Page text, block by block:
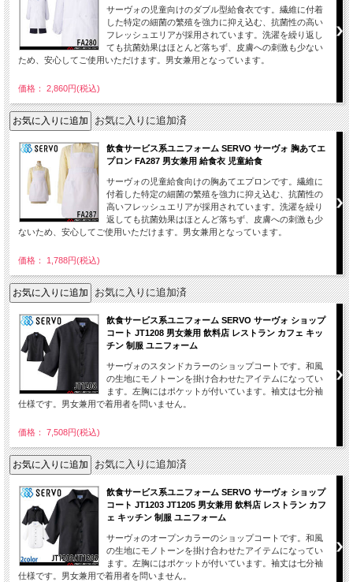
サーヴォの児童向けのダブル型給食衣です。繊維に付着
した特定の細菌の繁殖を強力に抑え込む、抗菌性の高い
フレッシュエリアが採用されています。洗濯を繰り返し
ても抗菌効果はほとんど落ちず、皮膚への刺激も少ない
ため、安心してご使用いただけます。男女兼用となっています。
価格： 2,860円(税込)
お気に入りに追加済
飲食サービス系ユニフォーム SERVO サーヴォ 胸あてエ
プロン FA287 男女兼用 給食衣 児童給食
サーヴォの児童給食向けの胸あてエプロンです。繊維に
付着した特定の細菌の繁殖を強力に抑え込む、抗菌性の
高いフレッシュエリアが採用されています。洗濯を繰り
返しても抗菌効果はほとんど落ちず、皮膚への刺激も少
ないため、安心してご使用いただけます。男女兼用となっています。
価格： 1,788円(税込)
お気に入りに追加済
飲食サービス系ユニフォーム SERVO サーヴォ ショップ
コート JT1208 男女兼用 飲料店 レストラン カフェ キッ
チン 制服 ユニフォーム
サーヴォのスタンドカラーのショップコートです。和風
の生地にモノトーンを掛け合わせたアイテムになってい
ます。左胸にはポケットが付いています。袖丈は七分袖
仕様です。男女兼用で着用者を問いません。
価格： 7,508円(税込)
お気に入りに追加済
飲食サービス系ユニフォーム SERVO サーヴォ ショップ
コート JT1203 JT1205 男女兼用 飲料店 レストラン カフ
ェ キッチン 制服 ユニフォーム
サーヴォのオープンカラーのショップコートです。和風
の生地にモノトーンを掛け合わせたアイテムになってい
ます。左胸にはポケットが付いています。袖丈は七分袖
仕様です。男女兼用で着用者を問いません。